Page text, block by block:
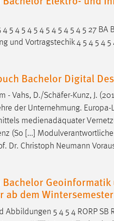
5 4 5 4 5 4 5 4 5 4 5 4 5 27 BA
und Vortragstechik 4 5 4 5 4
Bachelor Digital
- Vahs, D./Schäfer-Kunz, J.
der Unternehmung.
medienadäquater
(So [...]
Dr. Christoph Neumann
ab dem
Abbildungen 5 4 5 4 RORP
Tracking
Monate
zu können, werden von diesen
gesetzt.